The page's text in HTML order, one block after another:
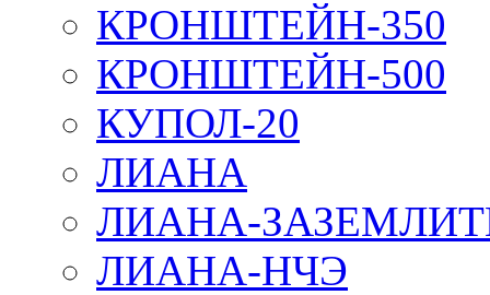
КРОНШТЕЙН-350
КРОНШТЕЙН-500
КУПОЛ-20
ЛИАНА
ЛИАНА-
ЛИАНА-НЧЭ